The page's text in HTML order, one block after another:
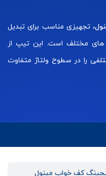
، تجهیزی مناسب برای تبدیل
های مختلف است. این تیپ از
را در سطوح ولتاژ متفاوت
کف خواب مینول